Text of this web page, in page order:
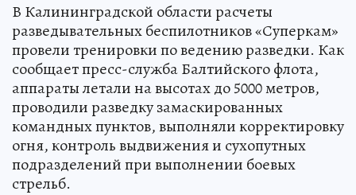
В Калининградской области расчеты
разведывательных беспилотников «Суперкам»
провели тренировки по ведению разведки. Как
сообщает пресс-служба Балтийского флота,
аппараты летали на высотах до 5000 метров,
проводили разведку замаскированных
командных пунктов, выполняли корректировку
огня, контроль выдвижения и сухопутных
подразделений при выполнении боевых
стрельб.